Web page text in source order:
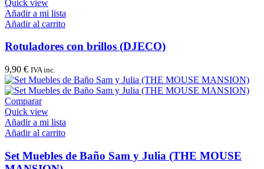
Quick view
Añadir a mi lista
Añadir al carrito
Rotuladores con brillos (DJECO)
9,90 € IVA inc.
Comparar
Quick view
Añadir a mi lista
Añadir al carrito
Set Muebles de Baño Sam y Julia (THE MOUSE